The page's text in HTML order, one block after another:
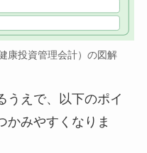
康投資管理会計）の図解
うえで、以下のポイ
かみやすくなりま